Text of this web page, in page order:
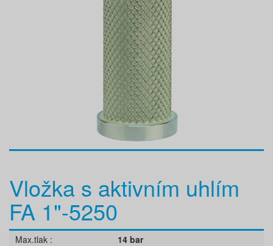
Vložka s aktivním uhlím
FA 1"-5250
Max.tlak
14 bar